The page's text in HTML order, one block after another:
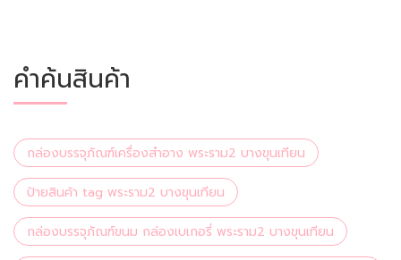
คำค้นสินค้า
กล่องบรรจุภัณฑ์เครื่องสำอาง พระราม2 บางขุนเทียน
ป้ายสินค้า tag พระราม2 บางขุนเทียน
กล่องบรรจุภัณฑ์ขนม กล่องเบเกอรี่ พระราม2 บางขุนเทียน